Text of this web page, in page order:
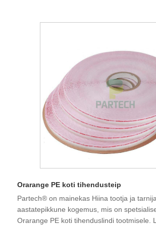
Orarange PE koti tihendusteip
Partech® on mainekas Hiina tootja ja
aastatepikkune kogemus, mis on
Orarange PE koti tihenduslindi tootmisele.